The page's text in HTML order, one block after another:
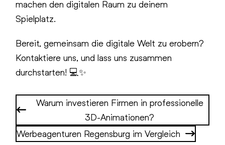
machen den digitalen Raum zu deinem
Spielplatz.
Bereit, gemeinsam die digitale Welt zu erobern?
Kontaktiere uns, und lass uns zusammen
durchstarten! 💻✨
Warum investieren Firmen in professionelle
3D-Animationen?
Werbeagenturen Regensburg im Vergleich